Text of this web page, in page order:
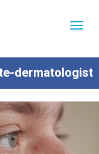
Toggle
dermatologist